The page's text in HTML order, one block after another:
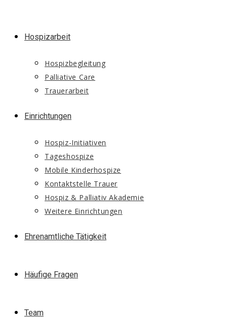
Hospizarbeit
Hospizbegleitung
Palliative Care
Trauerarbeit
Einrichtungen
Hospiz-Initiativen
Tageshospize
Mobile Kinderhospize
Kontaktstelle Trauer
Hospiz & Palliativ Akademie
Weitere Einrichtungen
Ehrenamtliche Tätigkeit
Häufige Fragen
Team